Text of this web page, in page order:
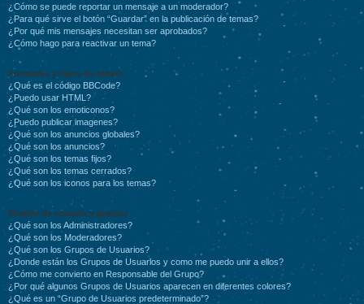
¿Cómo se puede reportar un mensaje a un moderador?
¿Para qué sirve el botón “Guardar” en la publicación de temas?
¿Por qué mis mensajes necesitan ser aprobados?
¿Cómo hago para reactivar un tema?
Formatos y tipos de temas
¿Qué es el código BBCode?
¿Puedo usar HTML?
¿Qué son los emoticonos?
¿Puedo publicar imagenes?
¿Qué son los anuncios globales?
¿Qué son los anuncios?
¿Qué son los temas fijos?
¿Qué son los temas cerrados?
¿Qué son los iconos para los temas?
Niveles de usuario y grupos
¿Qué son los Administradores?
¿Qué son los Moderadores?
¿Qué son los Grupos de Usuarios?
¿Donde están los Grupos de Usuarios y como me puedo unir a ellos?
¿Cómo me convierto en Responsable del Grupo?
¿Por qué algunos Grupos de Usuarios aparecen en diferentes colores?
¿Qué es un “Grupo de Usuarios predeterminado”?